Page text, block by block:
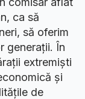
ca să
să oferim
generații. În
extremiști
și
de